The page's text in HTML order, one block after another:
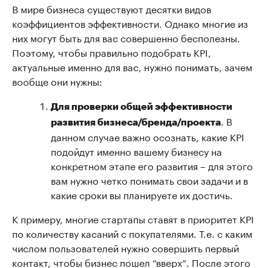
В мире бизнеса существуют десятки видов
коэффициентов эффективности. Однако многие из
них могут быть для вас совершенно бесполезны.
Поэтому, чтобы правильно подобрать KPI,
актуальные именно для вас, нужно понимать, зачем
вообще они нужны:
Для проверки общей эффективности
развития бизнеса/бренда/проекта. В
данном случае важно осознать, какие KPI
подойдут именно вашему бизнесу на
конкретном этапе его развития – для этого
вам нужно четко понимать свои задачи и в
какие сроки вы планируете их достичь.
К примеру, многие стартапы ставят в приоритет KPI
по количеству касаний с покупателями. Т.е. с каким
числом пользователей нужно совершить первый
контакт, чтобы бизнес пошел “вверх”. После этого